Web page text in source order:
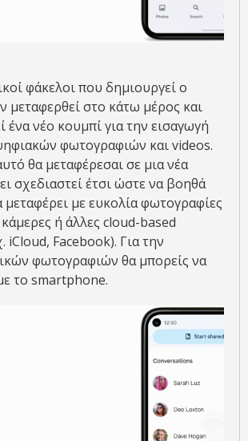
φάκελοι που δημιουργεί ο
μεταφερθεί στο κάτω μέρος και
ένα νέο κουμπί για την εισαγωγή
φωτογραφιών και videos.
θα μεταφέρεσαι σε μια νέα
σχεδιαστεί έτσι ώστε να βοηθά
με ευκολία φωτογραφίες
ή άλλες cloud-based
iCloud, Facebook). Για την
φωτογραφιών θα μπορείς να
το smartphone.